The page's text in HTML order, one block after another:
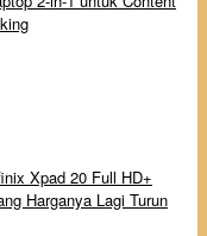
Xpad 20 Full HD+
Harganya Lagi Turun